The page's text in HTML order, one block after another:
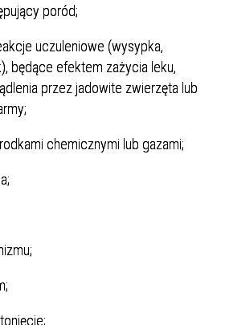
poród;
uczuleniowe (wysypka,
będące efektem zażycia leku,
przez jadowite zwierzęta lub
chemicznymi lub gazami;